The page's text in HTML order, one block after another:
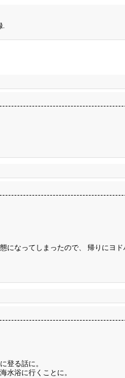
.
なってしまったので、 帰りにヨド
登る話に。
水浴に行くことに。